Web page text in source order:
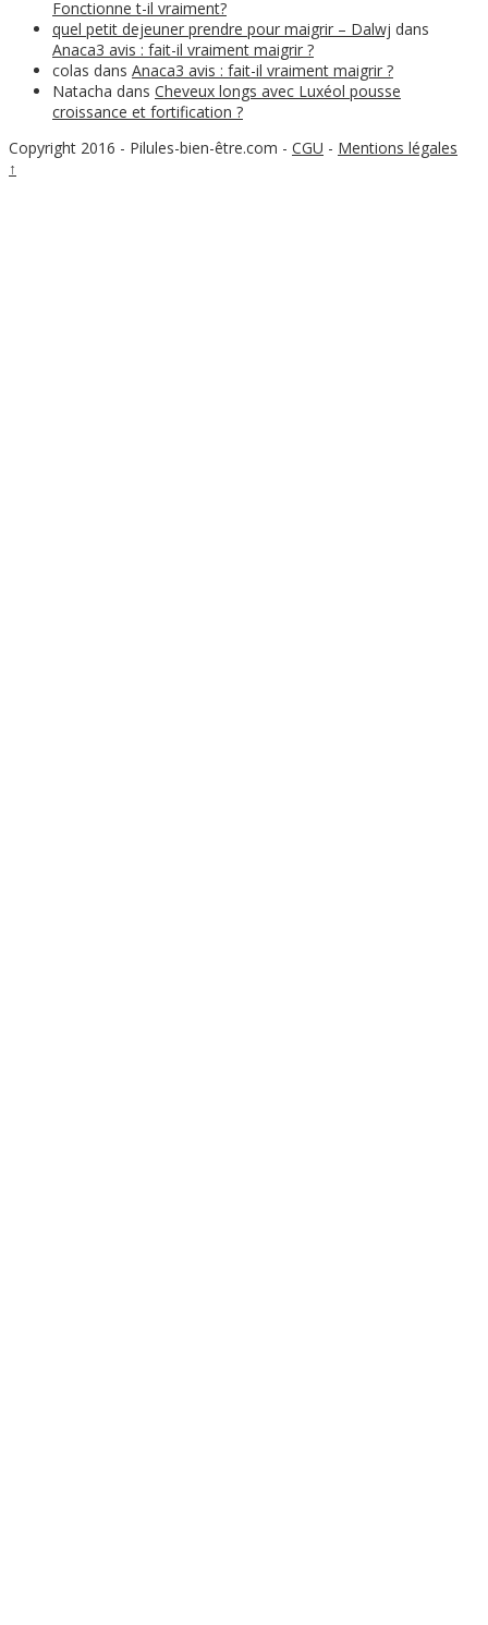
Fonctionne t-il vraiment?
quel petit dejeuner prendre pour maigrir – Dalwj dans
Anaca3 avis : fait-il vraiment maigrir ?
colas dans Anaca3 avis : fait-il vraiment maigrir ?
Natacha dans Cheveux longs avec Luxéol pousse
croissance et fortification ?
Copyright 2016 - Pilules-bien-être.com - CGU - Mentions légales
↑